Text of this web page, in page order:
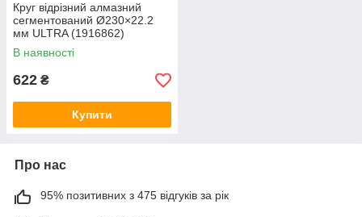
Круг відрізний алмазний
сегментований Ø230×22.2
мм ULTRA (1916862)
В наявності
622 ₴
Купити
Про нас
95% позитивних з 475 відгуків за рік